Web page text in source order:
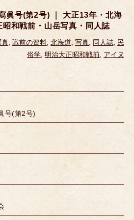
眞号(第2号) ｜ 大正13年・北海
和戦前・山岳写真・同人誌
真, 戦前の資料, 北海道,写真, 同人誌, 民
俗学, 明治大正昭和戦前, アイヌ
号(第2号)